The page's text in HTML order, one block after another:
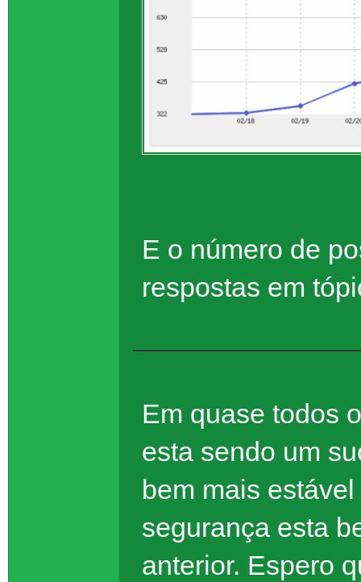
E o número de
respostas em
Em quase todos
esta sendo um
bem mais
segurança esta
anterior. Espero